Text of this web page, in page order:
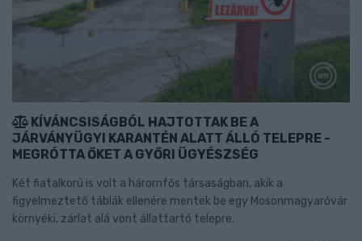
KÍVÁNCSISÁGBÓL HAJTOTTAK BE A
JÁRVÁNYÜGYI KARANTÉN ALATT ÁLLÓ TELEPRE -
MEGRÓTTA ŐKET A GYŐRI ÜGYÉSZSÉG
Két fiatalkorú is volt a háromfős társaságban, akik a
figyelmeztető táblák ellenére mentek be egy Mosonmagyaróvár
környéki, zárlat alá vont állattartó telepre.